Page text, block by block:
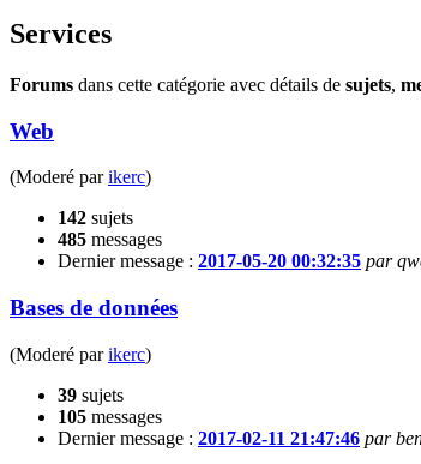
Services
Forums dans cette catégorie avec détails de sujets,
Web
(Moderé parikerc)
142 sujets
485 messages
Dernier message : 2017-05-20 00:32:35 par
Bases de données
(Moderé parikerc)
39 sujets
105 messages
Dernier message : 2017-02-11 21:47:46 par